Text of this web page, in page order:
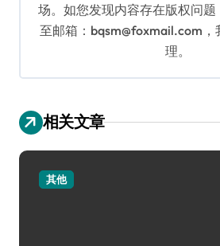
场。如您发现内容存在版权问
至邮箱：bqsm@foxmail.com，
理。
相关文章
其他